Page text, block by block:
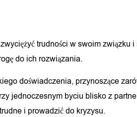
trudności w swoim związku
do ich rozwiązania.
doświadczenia, przynoszące
jednoczesnym byciu blisko z
i prowadzić do kryzysu.